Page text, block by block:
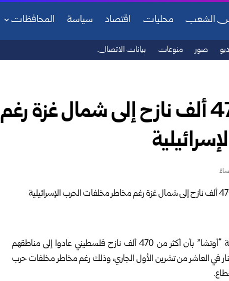
الشعب محليات اقتصاد سياسة المحافظات
صور منوعات بيانات الاتصال
أوتشا: عودة أكثر من 470 ألف نازح إلى شمال غزة رغم
أفاد مكتب الأمم المتحدة لتنسيق الشؤون الإنسانية “أوتشا” بأن أكثر من 470 ألف نازح فلسطيني عادوا إلى مناطقهم
في العاشر من تشرين الأول الجاري، وذلك رغم مخاطر مخلفات حرب